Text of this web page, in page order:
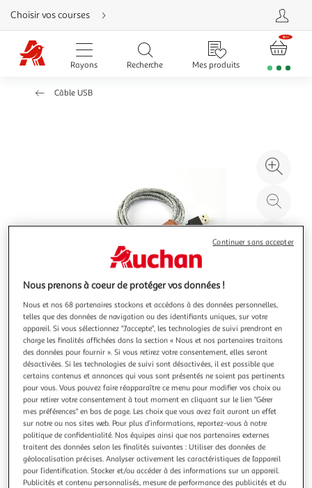
Aller
directement
au
contenu
Aller
directement
Aller
Choisir vos courses
Rayons Recherche Mes produits
Câble USB
à
100
le
Illustration
précédente
Illustration
suivante
4.4 (21)
ADEQWAT
Câble micro usb vers usb 2m tréssé gris
Connectique 1 : Câble Micro USB Marque compatible :
Universel Type connectique : Câble Micro USB Extrémité
Connecteur 1 : Micro Usb
En savoir +
Vendu parBoulanger
Nous prenons à coeur de protéger vos données !
Nous et nos 68 partenaires stockons et accédons à des données personnelles,
telles que des données de navigation ou des identifiants uniques, sur votre
appareil. Si vous sélectionnez "J'accepte", les technologies de suivi prendront en
charge les finalités affichées dans la section « Nous et nos partenaires traitons
des données pour fournir ». Si vous retirez votre consentement, elles seront
désactivées. Si les technologies de suivi sont désactivées, il est possible que
certains contenus et annonces qui vous sont présentés ne soient pas pertinents
pour vous. Vous pouvez faire réapparaître ce menu pour modifier vos choix ou
pour retirer votre consentement à tout moment en cliquant sur le lien "Gérer
mes préférences" en bas de page. Les choix que vous avez fait auront un effet
sur notre ou nos sites web. Pour plus d’informations, reportez-vous à notre
politique de confidentialité. Nos équipes ainsi que nos partenaires externes
traitent des données selon les finalités suivantes : Utiliser des données de
géolocalisation précises. Analyser activement les caractéristiques de l’appareil
pour l’identification. Stocker et/ou accéder à des informations sur un appareil.
Publicités et contenu personnalisés, mesure de performance des publicités et du
Continuer sans accepter